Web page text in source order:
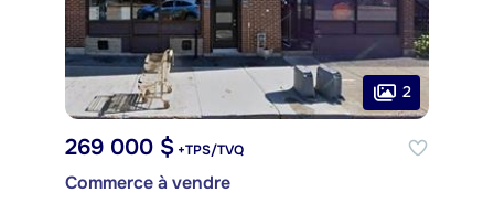
2
269 000 $ +TPS/TVQ
Commerce à vendre